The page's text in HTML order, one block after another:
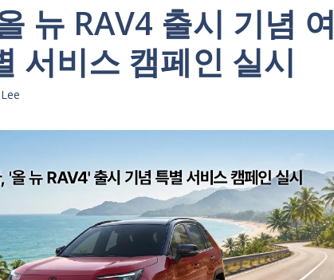
뉴 RAV4 출시 기념 여
서비스 캠페인 실시